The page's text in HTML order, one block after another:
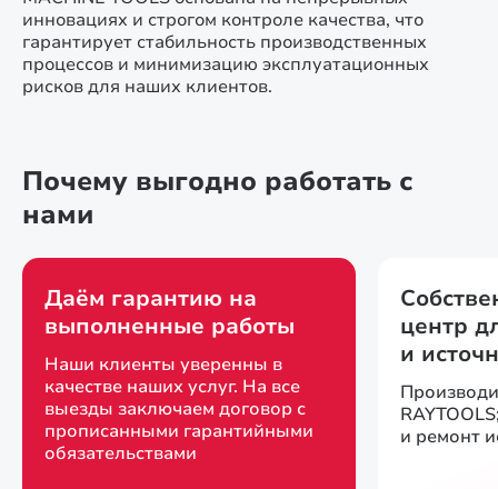
инновациях и строгом контроле качества, что
гарантирует стабильность производственных
процессов и минимизацию эксплуатационных
рисков для наших клиентов.
Почему выгодно работать с
нами
Даём гарантию на
выполненные работы
Наши клиенты уверенны в
качестве наших услуг. На все
выезды заключаем договор с
прописанными гарантийными
обязательствами
центр
и
и ремонт